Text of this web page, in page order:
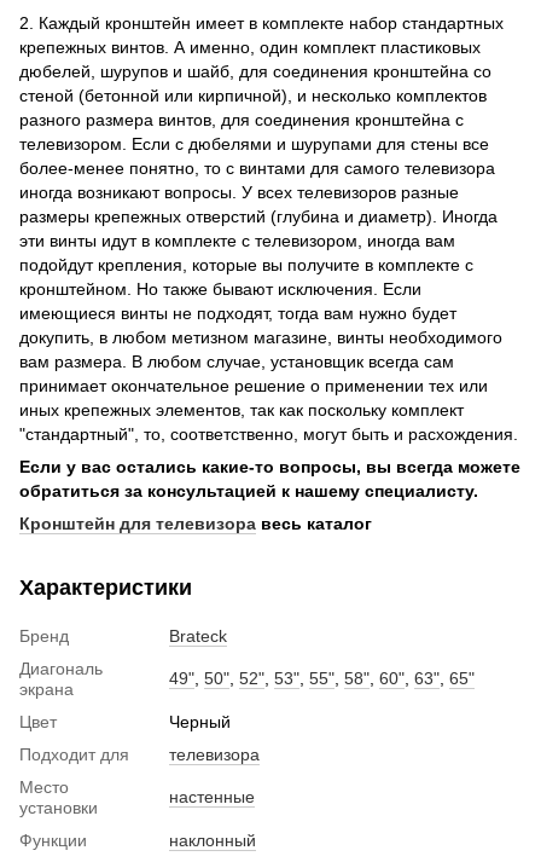
2. Каждый кронштейн имеет в комплекте набор стандартных
крепежных винтов. А именно, один комплект пластиковых
дюбелей, шурупов и шайб, для соединения кронштейна со
стеной (бетонной или кирпичной), и несколько комплектов
разного размера винтов, для соединения кронштейна с
телевизором. Если с дюбелями и шурупами для стены все
более-менее понятно, то с винтами для самого телевизора
иногда возникают вопросы. У всех телевизоров разные
размеры крепежных отверстий (глубина и диаметр). Иногда
эти винты идут в комплекте с телевизором, иногда вам
подойдут крепления, которые вы получите в комплекте с
кронштейном. Но также бывают исключения. Если
имеющиеся винты не подходят, тогда вам нужно будет
докупить, в любом метизном магазине, винты необходимого
вам размера. В любом случае, установщик всегда сам
принимает окончательное решение о применении тех или
иных крепежных элементов, так как поскольку комплект
"стандартный", то, соответственно, могут быть и расхождения.
Если у вас остались какие-то вопросы, вы всегда можете
обратиться за консультацией к нашему специалисту.
Кронштейн для телевизора весь каталог
Характеристики
Бренд
Brateck
Диагональ
экрана
49" 50" 52" 53" 55" 58" 60" 63" 65"
Цвет
Черный
Подходит для
телевизора
Место
установки
настенные
Функции
наклонный